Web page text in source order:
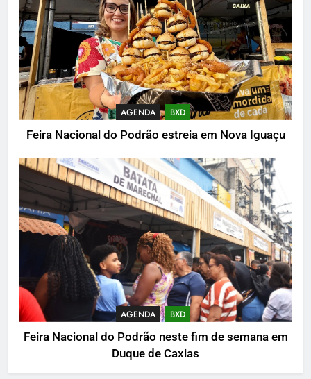
AGENDA BXD
Feira Nacional do Podrão estreia em Nova Iguaçu
AGENDA BXD
Feira Nacional do Podrão neste fim de semana em
Duque de Caxias